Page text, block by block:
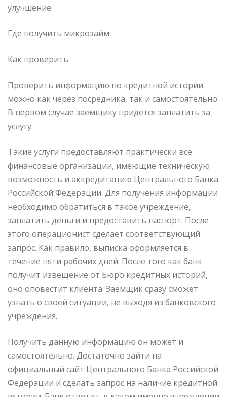
улучшение.
Где получить микрозайм
Как проверить
Проверить информацию по кредитной истории
можно как через посредника, так и самостоятельно.
В первом случае заемщику придется заплатить за
услугу.
Такие услуги предоставляют практически все
финансовые организации, имеющие техническую
возможность и аккредитацию Центрального Банка
Российской Федерации. Для получения информации
необходимо обратиться в такое учреждение,
заплатить деньги и предоставить паспорт. После
этого операционист сделает соответствующий
запрос. Как правило, выписка оформляется в
течение пяти рабочих дней. После того как банк
получит извещение от Бюро кредитных историй,
оно оповестит клиента. Заемщик сразу сможет
узнать о своей ситуации, не выходя из банковского
учреждения.
Получить данную информацию он может и
самостоятельно. Достаточно зайти на
официальный сайт Центрального Банка Российской
Федерации и сделать запрос на наличие кредитной